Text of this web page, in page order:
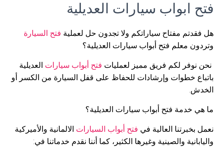
فتح ابواب سيارات العديلية
هل فقدتم مفتاح سياراتكم ولا تجدون حل لعملية فتح السيارة
وتردون معلم فتح أبواب سيارات العديلية؟
نحن نوفر لكم فريق مميز لعمليات فتح أبواب سيارات العديلية
باتباع خطوات وإرشادات للحفاظ على قفل السيارة من الكسر أو
الخدش.
ما هي خدمة فتح أبواب سيارات العديلية؟
نعمل بخبرتنا العالية في فتح أبواب السيارات الالمانية والأميركية
واليابانية والصينية وغيرها الكثير، كما أننا نقدم خدماتنا في: